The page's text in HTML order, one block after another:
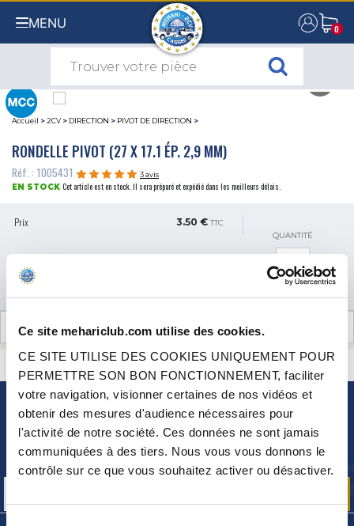
Ce site mehariclub.com utilise des cookies.
CE SITE UTILISE DES COOKIES UNIQUEMENT POUR
PERMETTRE SON BON FONCTIONNEMENT, faciliter
votre navigation, visionner certaines de nos vidéos et
obtenir des mesures d'audience nécessaires pour
l'activité de notre société. Ces données ne sont jamais
communiquées à des tiers. Nous vous vous donnons le
contrôle sur ce que vous souhaitez activer ou désactiver.
MENU 0
0
Accueil >2CV > DIRECTION > PIVOT DE DIRECTION >
RONDELLE PIVOT (27 X 17.1 ÉP. 2,9 MM)
Réf. : 1005431
3 avis
EN STOCK Cet article est en stock. Il sera préparé et expédié dans les meilleurs délais.
Prix 3.50 € TTC
QUANTITÉ
AVIS CLIENTS (3)
CONTACTEZ-NOUS
NEWSLETTER
nos offres promos et actualités produits